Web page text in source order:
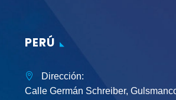
PERÚ
Dirección:
Calle Germán Schreiber,